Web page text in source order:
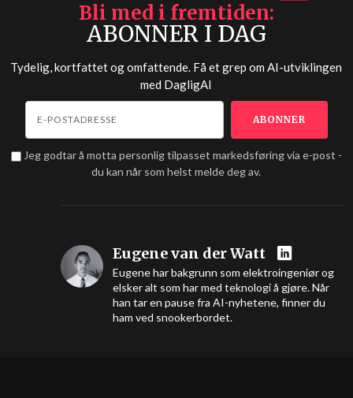
Bli med i fremtiden
ABONNER I DAG
Tydelig, kortfattet og omfattende. Få et grep om AI-utviklingen
med DagligAI
Jeg godtar å motta personlig tilpasset markedsføring via e-post -
du kan når som helst melde deg av.
Eugene van der Watt
Eugene har bakgrunn som elektroingeniør og
elsker alt som har med teknologi å gjøre. Når
han tar en pause fra AI-nyhetene, finner du
ham ved snookerbordet.